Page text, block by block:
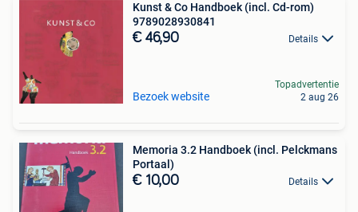
Kunst & Co Handboek (incl. Cd-rom)
9789028930841
€ 46,90 Details
Bezoek website
Topadvertentie
2 aug 26
Memoria 3.2 Handboek (incl. Pelckmans
Portaal)
€ 10,00 Details